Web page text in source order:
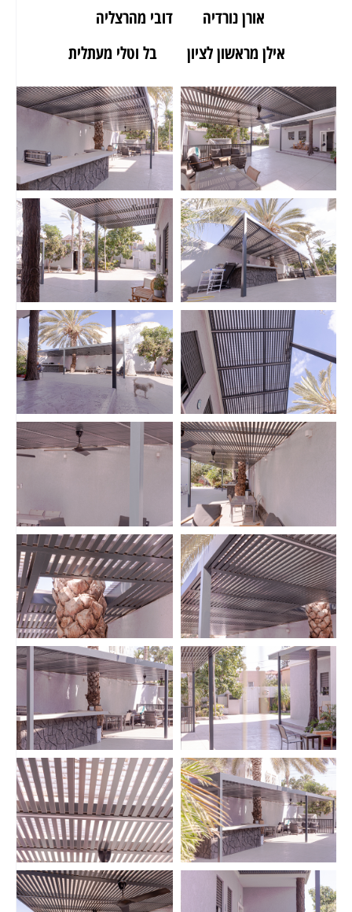
אורן נורדיה
דובי מהרצליה
אילן מראשון לציון
בל וטלי מעתלית